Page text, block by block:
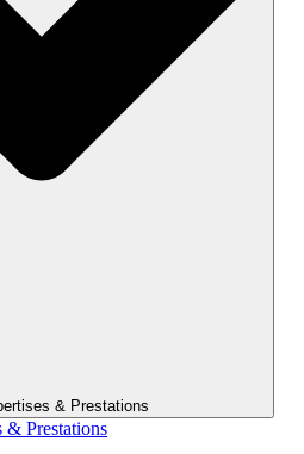
& Prestations
& Prestations